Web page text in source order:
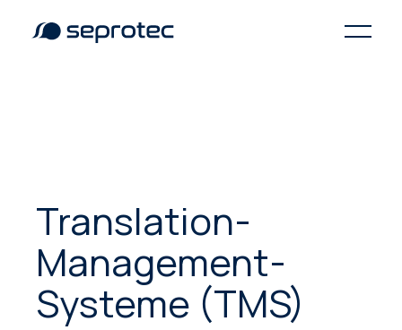
Translation-
Management-
Systeme (TMS)